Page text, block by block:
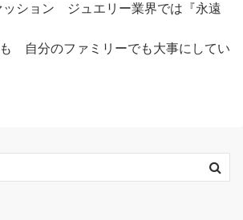
ション ジュエリー業界では『永遠
自分のファミリーでも大事にしてい